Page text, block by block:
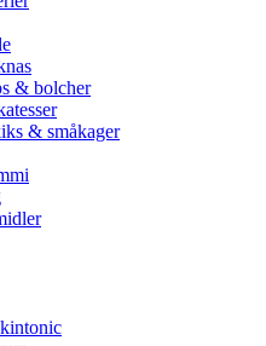
& bolcher
& småkager